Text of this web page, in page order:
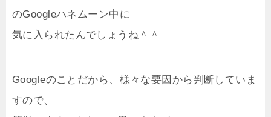
のGoogleハネムーン中に
気に入られたんでしょうね＾＾
Googleのことだから、様々な要因から判断していま
すので、